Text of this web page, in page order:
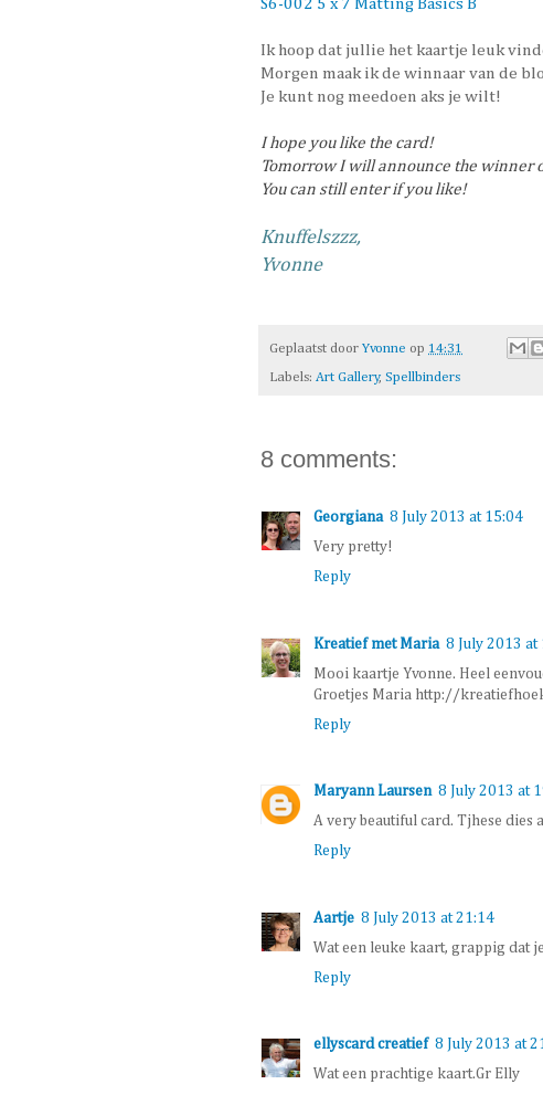
S6-002 5 x 7 Matting Basics B
Ik hoop dat jullie het kaartje leuk
Morgen maak ik de winnaar van de
Je kunt nog meedoen aks je wilt!
I hope you like the card!
Tomorrow I will announce the winner
You can still enter if you like!
Knuffelszzz,
Yvonne
Geplaatst door Yvonne op 14:31
Labels: Art Gallery, Spellbinders
8 comments:
Georgiana 8 July 2013 at 15:04
Very pretty!
Reply
Kreatief met Maria 8 July 2013 at
Mooi kaartje Yvonne. Heel
Groetjes Maria http://
Reply
Maryann Laursen 8 July 2013 at
A very beautiful card. Tjhese dies
Reply
Aartje 8 July 2013 at 21:14
Wat een leuke kaart, grappig dat
Reply
ellyscard creatief 8 July 2013 at
Wat een prachtige kaart.Gr Elly